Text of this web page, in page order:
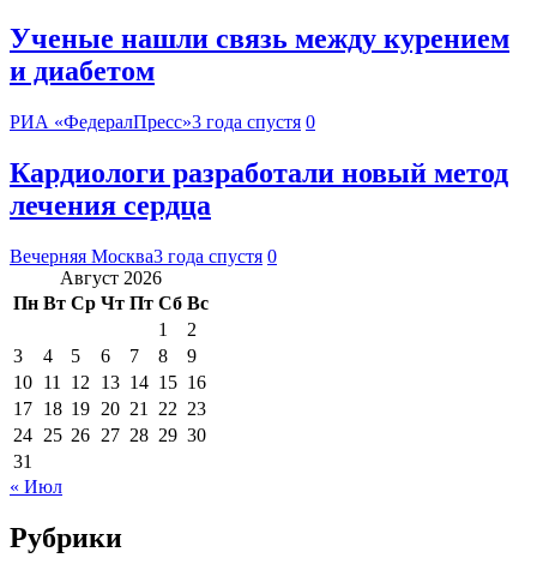
Ученые нашли связь между курением
и диабетом
РИА «ФедералПресс»3 года спустя 0
Кардиологи разработали новый метод
лечения сердца
Вечерняя Москва3 года спустя 0
Август 2026
Пн Вт Ср Чт Пт Сб Вс
1
2
3
4 5 6 7 8
9
10 11 12 13 14 15 16
17 18 19 20 21 22 23
24 25 26 27 28 29 30
31
« Июл
Рубрики